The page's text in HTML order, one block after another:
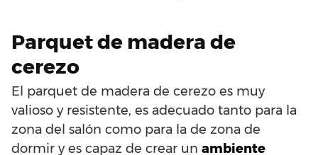
Parquet de madera de
cerezo
El parquet de madera de cerezo es muy
valioso y resistente, es adecuado tanto para la
zona del salón como para la de zona de
dormir y es capaz de crear un ambiente